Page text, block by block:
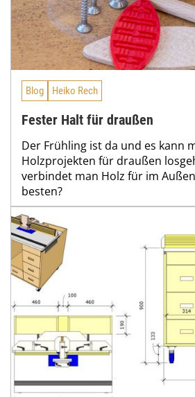
Blog Heiko Rech
Fester Halt für draußen
Der Frühling ist da und es kann
Holzprojekten für draußen
verbindet man Holz für im
besten?